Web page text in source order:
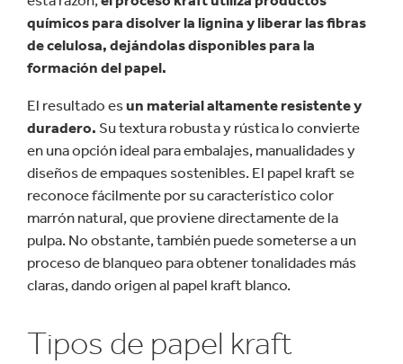
químicos para disolver la lignina y liberar las fibras
de celulosa, dejándolas disponibles para la
formación del papel.
El resultado esun material altamente resistente y
duradero. Su textura robusta y rústica lo convierte
en una opción ideal para embalajes, manualidades y
diseños de empaques sostenibles. El papel kraft se
reconoce fácilmente por su característico color
marrón natural, que proviene directamente de la
pulpa. No obstante, también puede someterse a un
proceso de blanqueo para obtener tonalidades más
claras, dando origen al papel kraft blanco.
Tipos de papel kraft